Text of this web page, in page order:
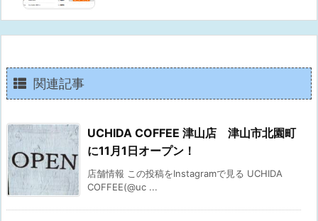
関連記事
UCHIDA COFFEE 津山店 津山市北園町
に11月1日オープン！
店舗情報 この投稿をInstagramで見る UCHIDA
COFFEE(@uc ...